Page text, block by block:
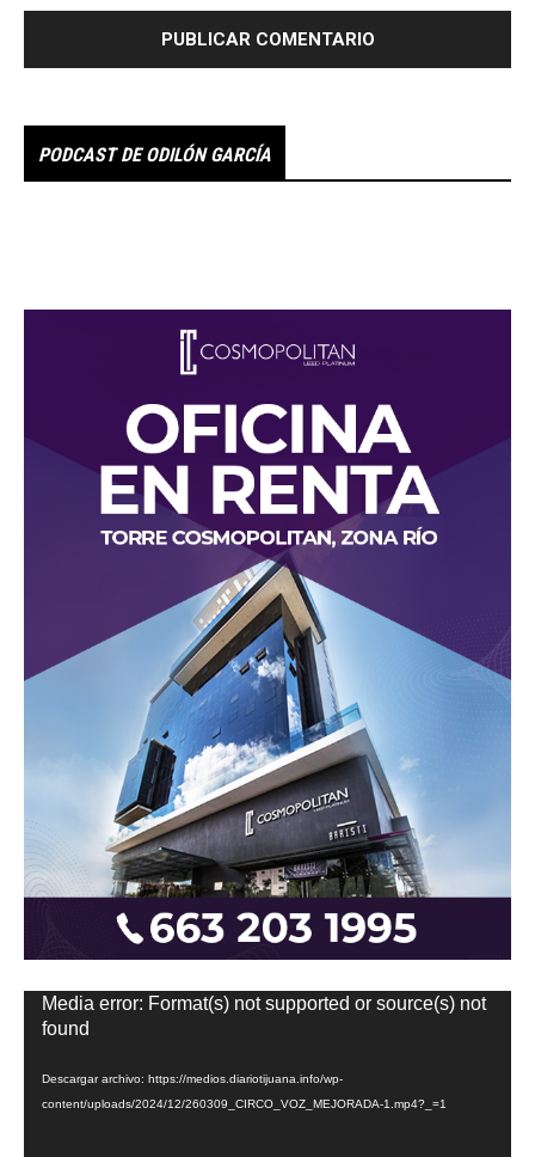
PODCAST DE ODILÓN GARCÍA
Reproductor
de
Media error: Format(s) not supported or source(s) not
found
Descargar archivo: https://medios.diariotijuana.info/wp-
content/uploads/2024/12/260309_CIRCO_VOZ_MEJORADA-1.mp4?_=1